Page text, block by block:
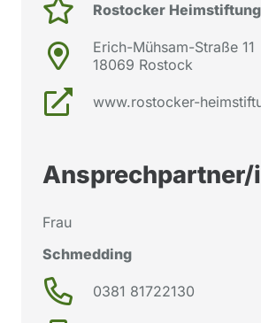
Rostocker Heimstiftung
Erich-Mühsam-Straße 11
18069 Rostock
www.rostocker-
Ansprechpartner/
Frau
Schmedding
0381 81722130